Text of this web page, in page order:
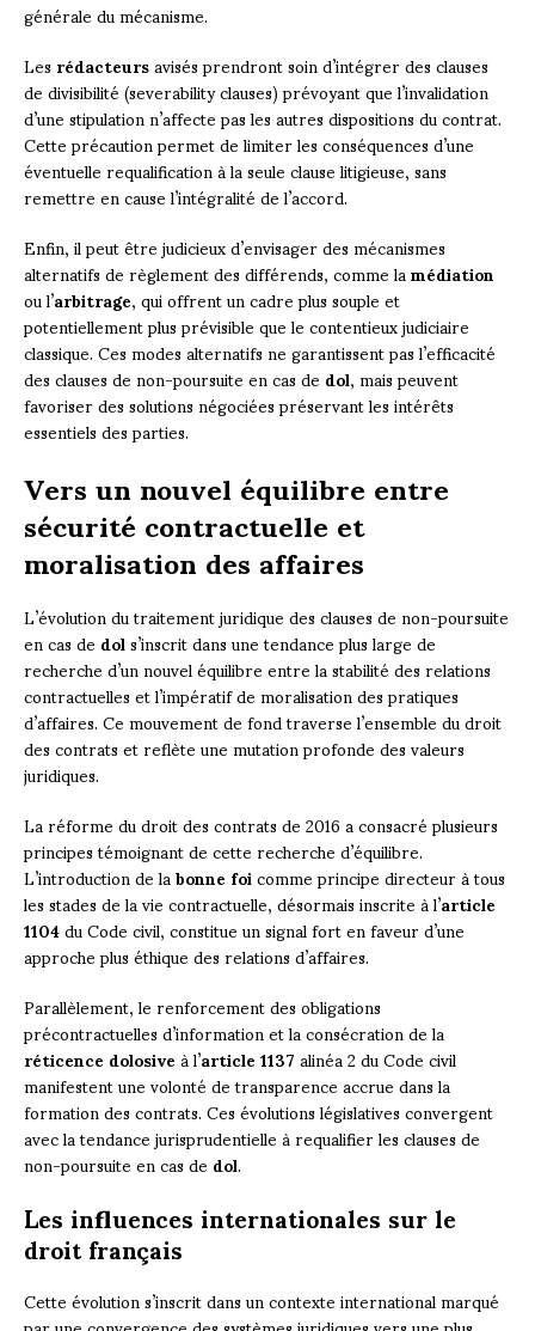
générale du mécanisme.
Lesrédacteursavisés prendront soin d’intégrer des clauses
de divisibilité (severability clauses) prévoyant que l’invalidation
d’une stipulation n’affecte pas les autres dispositions du contrat.
Cette précaution permet de limiter les conséquences d’une
éventuelle requalification à la seule clause litigieuse, sans
remettre en cause l’intégralité de l’accord.
Enfin, il peut être judicieux d’envisager des mécanismes
alternatifs de règlement des différends, comme lamédiation
ou l’arbitrage, qui offrent un cadre plus souple et
potentiellement plus prévisible que le contentieux judiciaire
classique. Ces modes alternatifs ne garantissent pas l’efficacité
des clauses de non-poursuite en cas dedol, mais peuvent
favoriser des solutions négociées préservant les intérêts
essentiels des parties.
Vers un nouvel équilibre entre
sécurité contractuelle et
moralisation des affaires
L’évolution du traitement juridique des clauses de non-poursuite
en cas dedols’inscrit dans une tendance plus large de
recherche d’un nouvel équilibre entre la stabilité des relations
contractuelles et l’impératif de moralisation des pratiques
d’affaires. Ce mouvement de fond traverse l’ensemble du droit
des contrats et reflète une mutation profonde des valeurs
juridiques.
La réforme du droit des contrats de 2016 a consacré plusieurs
principes témoignant de cette recherche d’équilibre.
L’introduction de labonne foicomme principe directeur à tous
les stades de la vie contractuelle, désormais inscrite à l’article
1104du Code civil, constitue un signal fort en faveur d’une
approche plus éthique des relations d’affaires.
Parallèlement, le renforcement des obligations
précontractuelles d’information et la consécration de la
réticence dolosiveà l’article 1137alinéa 2 du Code civil
manifestent une volonté de transparence accrue dans la
formation des contrats. Ces évolutions législatives convergent
avec la tendance jurisprudentielle à requalifier les clauses de
non-poursuite en cas dedol.
Les influences internationales sur le
droit français
Cette évolution s’inscrit dans un contexte international marqué